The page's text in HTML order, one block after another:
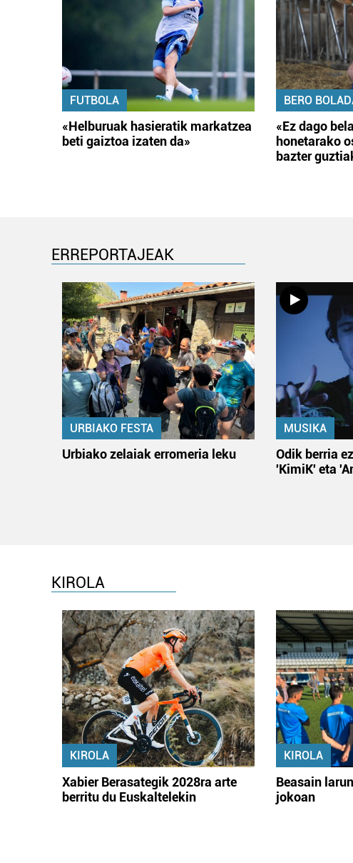
FUTBOLA
«Helburuak hasieratik markatzea
beti gaiztoa izaten da»
BERO
«Ez dago
honetarako
bazter
ERREPORTAJEAK
URBIAKO FESTA
Urbiako zelaiak erromeria leku
MUSIKA
Odik berria
'KimiK' eta
KIROLA
KIROLA
Xabier Berasategik 2028ra arte
berritu du Euskaltelekin
KIROLA
Beasain
jokoan